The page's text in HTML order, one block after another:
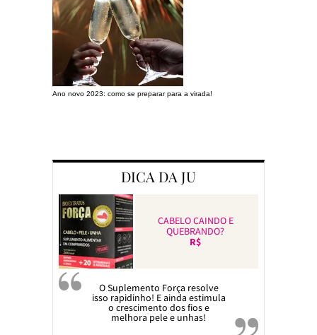
Ano novo 2023: como se preparar para a virada!
DICA DA JU
CABELO CAINDO E
QUEBRANDO?
R$
O Suplemento Força resolve
isso rapidinho! E ainda estimula
o crescimento dos fios e
melhora pele e unhas!